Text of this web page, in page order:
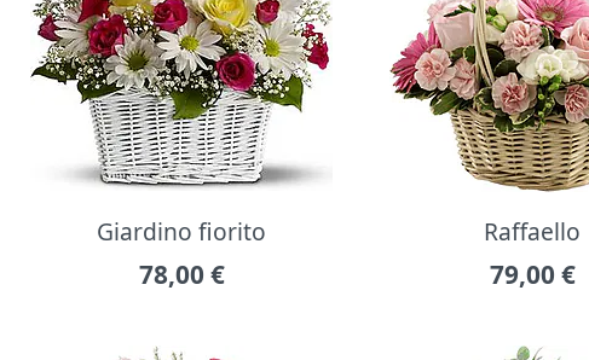
Giardino fiorito
78,00 €
Raffaello
79,00 €